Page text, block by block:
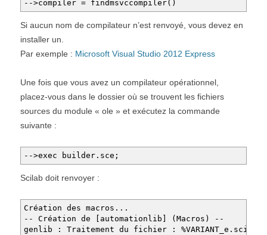
-->compiler = findmsvccompiler()
Si aucun nom de compilateur n’est renvoyé, vous devez en
installer un.
Par exemple : Microsoft Visual Studio 2012 Express
Une fois que vous avez un compilateur opérationnel,
placez-vous dans le dossier où se trouvent les fichiers
sources du module « ole » et exécutez la commande
suivante :
-->exec builder.sce;
Scilab doit renvoyer :
Création des macros...
-- Création de [automationlib] (Macros) --
genlib : Traitement du fichier : %VARIANT_e.sci